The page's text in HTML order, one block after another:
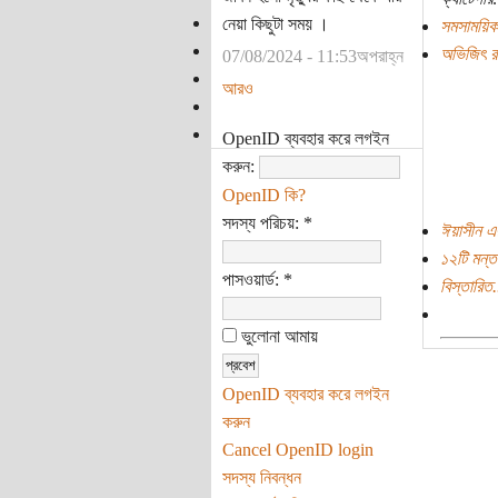
নেয়া কিছুটা সময় ।
07/08/2024 - 11:53অপরাহ্ন
আরও
OpenID ব্যবহার করে লগইন
করুন:
OpenID কি?
সদস্য পরিচয়: *
পাসওয়ার্ড: *
ভুলোনা আমায়
OpenID ব্যবহার করে লগইন
করুন
Cancel OpenID login
সদস্য নিবন্ধন
সমসাময়িক
অভিজিৎ
ঈয়াসীন
১২টি